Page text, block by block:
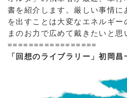
書を紹介します。厳しい事情に
を出すことは大変なエネルギー
まのお力で広めて戴きたいと思
=================
「回想のライブラリー」初岡昌